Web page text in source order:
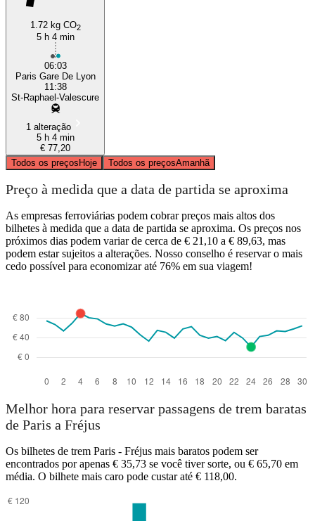
1.72 kg CO2
5 h 4 min
06:03
Paris Gare De Lyon
11:38
St-Raphael-Valescure
1 alteração
5 h 4 min
€ 77,20
Todos os preçosHoje Todos os preçosAmanhã
Preço à medida que a data de partida se aproxima
As empresas ferroviárias podem cobrar preços mais altos dos
bilhetes à medida que a data de partida se aproxima. Os preços nos
próximos dias podem variar de cerca de € 21,10 a € 89,63, mas
podem estar sujeitos a alterações. Nosso conselho é reservar o mais
cedo possível para economizar até 76% em sua viagem!
Melhor hora para reservar passagens de trem baratas
de Paris a Fréjus
Os bilhetes de trem Paris - Fréjus mais baratos podem ser
encontrados por apenas € 35,73 se você tiver sorte, ou € 65,70 em
média. O bilhete mais caro pode custar até € 118,00.